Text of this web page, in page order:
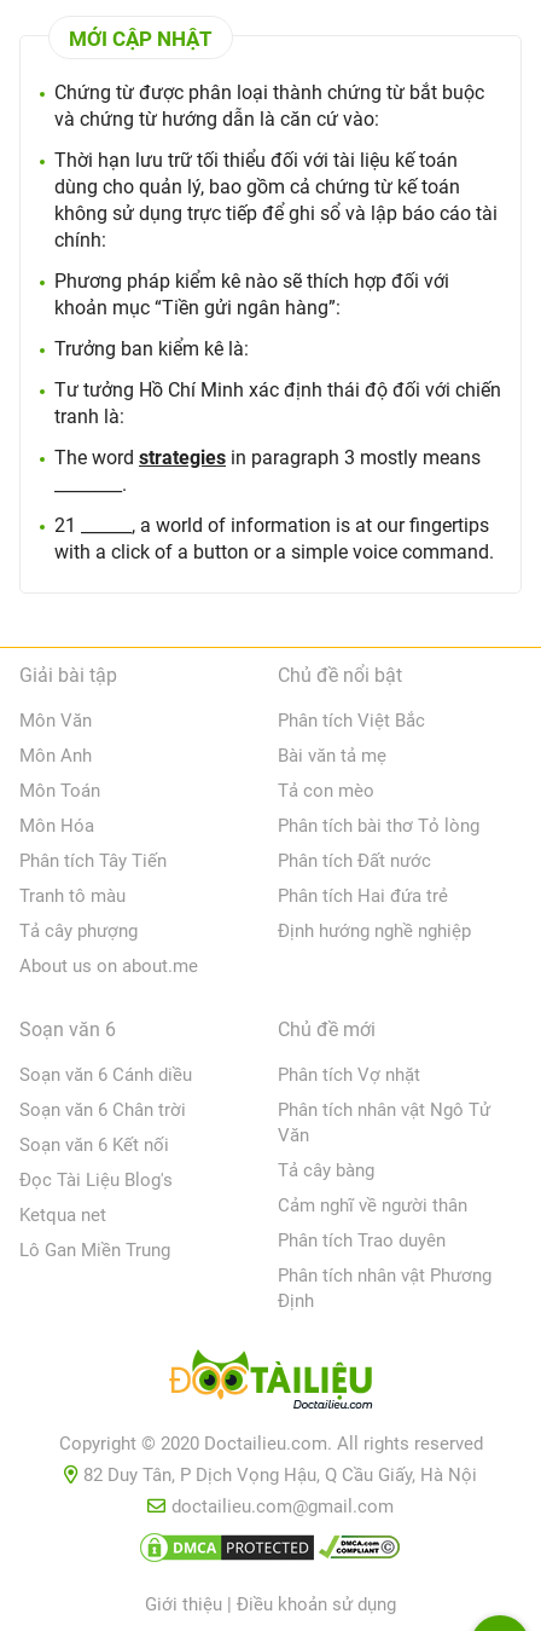
MỚI CẬP NHẬT
Chứng từ được phân loại thành chứng từ bắt buộc
và chứng từ hướng dẫn là căn cứ vào:
Thời hạn lưu trữ tối thiểu đối với tài liệu kế toán
dùng cho quản lý, bao gồm cả chứng từ kế toán
không sử dụng trực tiếp để ghi sổ và lập báo cáo tài
chính:
Phương pháp kiểm kê nào sẽ thích hợp đối với
khoản mục “Tiền gửi ngân hàng”:
Trưởng ban kiểm kê là:
Tư tưởng Hồ Chí Minh xác định thái độ đối với chiến
tranh là:
The word strategies in paragraph 3 mostly means
________.
21 ______, a world of information is at our fingertips
with a click of a button or a simple voice command.
Giải bài tập
Môn Văn
Môn Anh
Môn Toán
Môn Hóa
Phân tích Tây Tiến
Tranh tô màu
Tả cây phượng
About us on about.me
Chủ đề nổi bật
Phân tích Việt Bắc
Bài văn tả mẹ
Tả con mèo
Phân tích bài thơ Tỏ lòng
Phân tích Đất nước
Phân tích Hai đứa trẻ
Định hướng nghề nghiệp
Soạn văn 6
Soạn văn 6 Cánh diều
Soạn văn 6 Chân trời
Soạn văn 6 Kết nối
Đọc Tài Liệu Blog's
Ketqua net
Lô Gan Miền Trung
Chủ đề mới
Phân tích Vợ nhặt
Phân tích nhân vật Ngô Tử
Văn
Tả cây bàng
Cảm nghĩ về người thân
Phân tích Trao duyên
Phân tích nhân vật Phương
Định
Copyright © 2020 Doctailieu.com. All rights reserved
82 Duy Tân, P Dịch Vọng Hậu, Q Cầu Giấy, Hà Nội
doctailieu.com@gmail.com
Giới thiệu | Điều khoản sử dụng